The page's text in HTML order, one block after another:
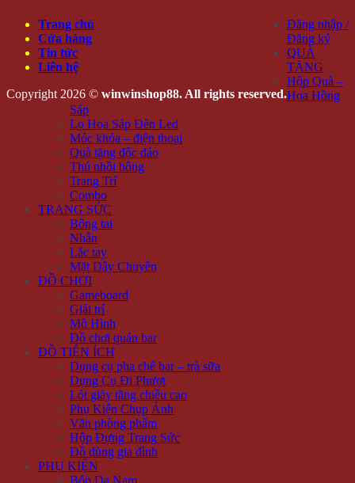
Trang chủ
Cửa hàng
Tin tức
Liên hệ
Copyright 2026 © winwinshop88. All rights reserved.
Đăng nhập /
Đăng ký
QUÀ
TẶNG
Hộp Quà –
Hoa Hồng
Sáp
Lọ Hoa Sáp Đèn Led
Móc khóa – điện thoại
Quà tặng độc đáo
Thú nhồi bông
Trang Trí
Combo
TRANG SỨC
Bông tai
Nhẫn
Lắc tay
Mặt Dây Chuyền
ĐỒ CHƠI
Gameboard
Giải trí
Mô Hình
Đồ chơi quán bar
ĐỒ TIỆN ÍCH
Dụng cụ pha chế bar – trà sữa
Dụng Cụ Đi Phượt
Lót giày tăng chiều cao
Phụ Kiện Chụp Ảnh
Văn phòng phẩm
Hộp Đựng Trang Sức
Đồ dùng gia đình
PHỤ KIỆN